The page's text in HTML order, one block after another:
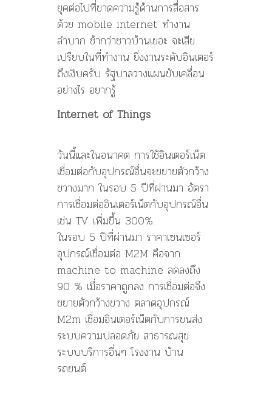
ยุคต่อไปที่ขาดความรู้ด้านการสื่อสาร
ด้วย mobile internet ทำงาน
ลำบาก ช้ากว่าชาวบ้านเยอะ จะเสีย
เปรียบในที่ทำงาน ยิ่งงานระดับอินเตอร์
ถึงเงิบครับ รัฐบาลวางแผนขับเคลื่อน
อย่างไร อยากรู้
Internet of Things
วันนี้และในอนาคต การใช้อินเตอร์เน็ต
เชื่อมต่อกับอุปกรณ์อื่นจะขยายตัวกว้าง
ขวางมาก ในรอบ 5 ปีที่ผ่านมา อัตรา
การเชื่อมต่ออินเตอร์เน็ตกับอุปกรณ์อื่น
เช่น TV เพิ่มขึ้น 300%.
ในรอบ 5 ปีที่ผ่านมา ราคาเซนเซอร์
อุปกรณ์เชื่อมต่อ M2M คือจาก
machine to machine ลดลงถึง
90 % เมื่อราคาถูกลง การเชื่อมต่อจึง
ขยายตัวกว้างขวาง ตลาดอุปกรณ์
M2m เชื่อมอินเตอร์เน็ตกับการขนส่ง
ระบบความปลอดภัย สาธารณสุข
ระบบบริการอื่นๆ โรงงาน บ้าน
รถยนต์